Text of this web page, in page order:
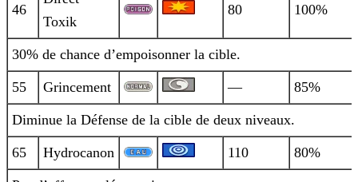
46
Toxik
80 100%
30% de chance d’empoisonner la cible.
55 Grincement — 85%
Diminue la Défense de la cible de deux niveaux.
65 Hydrocanon 110 80%